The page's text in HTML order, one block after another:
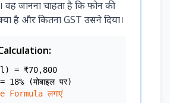
वह जानना चाहता है कि फोन की
है और कितना GST उसने दिया।
= ₹70,800
18% (मोबाइल पर)
Formula लगाएं